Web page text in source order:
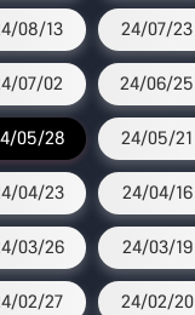
08/13 24/07/23
07/02 24/06/25
05/28 24/05/21
04/23 24/04/16
03/26 24/03/19
02/27 24/02/20